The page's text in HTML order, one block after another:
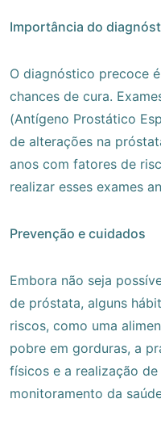
Importância do
O diagnóstico precoce
chances de cura.
(Antígeno Prostático
de alterações na
anos com fatores de
realizar esses exames
Prevenção e cuidados
Embora não seja
de próstata, alguns
riscos, como uma
pobre em gorduras, a
físicos e a realização
monitoramento da